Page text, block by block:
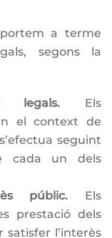
a terme
segons la
legals. Els
el context de
seguint
cada un dels
públic. Els
prestació dels
satisfer l’interès